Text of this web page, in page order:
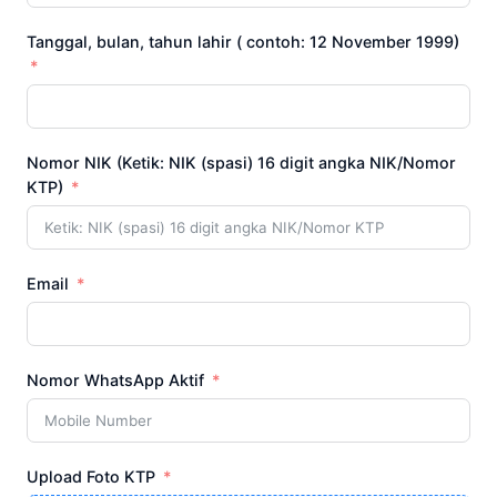
Tanggal, bulan, tahun lahir ( contoh: 12 November 1999)
Nomor NIK (Ketik: NIK (spasi) 16 digit angka NIK/Nomor
KTP)
Email
Nomor WhatsApp Aktif
Upload Foto KTP